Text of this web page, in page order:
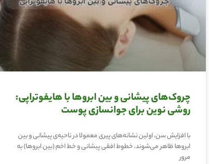
چروک‌های پیشانی و بین ابروها با هایفوتراپی:
روشی نوین برای جوانسازی پوست
با افزایش سن، اولین نشانه‌های پیری معمولا در ناحیه‌ی پیشانی و بین
ابروها ظاهر می‌شوند. خطوط افقی پیشانی و خط اخم (بین ابروها) به
مرور